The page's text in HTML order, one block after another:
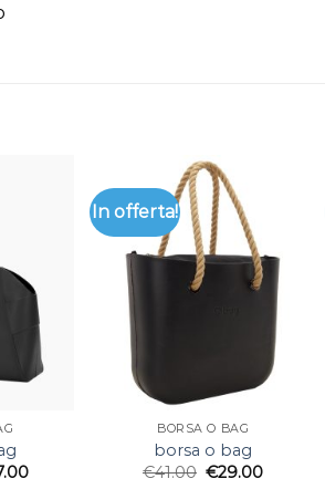
In offerta!
BORSA O BAG
borsa o bag
€41.00 €29.00